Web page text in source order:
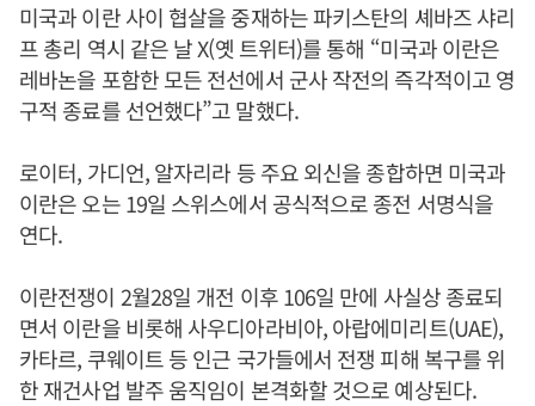
미국과 이란 사이 협살을 중재하는 파키스탄의 셰바즈 샤리
프 총리 역시 같은 날 X(옛 트위터)를 통해 “미국과 이란은
레바논을 포함한 모든 전선에서 군사 작전의 즉각적이고 영
구적 종료를 선언했다”고 말했다.
로이터, 가디언, 알자리라 등 주요 외신을 종합하면 미국과
이란은 오는 19일 스위스에서 공식적으로 종전 서명식을
연다.
이란전쟁이 2월28일 개전 이후 106일 만에 사실상 종료되
면서 이란을 비롯해 사우디아라비아, 아랍에미리트(UAE),
카타르, 쿠웨이트 등 인근 국가들에서 전쟁 피해 복구를 위
한 재건사업 발주 움직임이 본격화할 것으로 예상된다.